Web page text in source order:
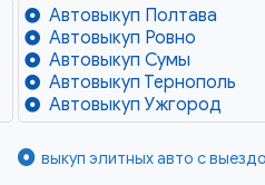
Автовыкуп Полтава
Автовыкуп Ровно
Автовыкуп Сумы
Автовыкуп Тернополь
Автовыкуп Ужгород
выкуп элитных авто с